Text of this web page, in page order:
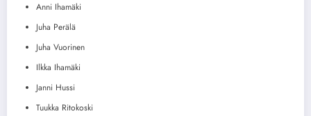
Anni Ihamäki
Juha Perälä
Juha Vuorinen
Ilkka Ihamäki
Janni Hussi
Tuukka Ritokoski